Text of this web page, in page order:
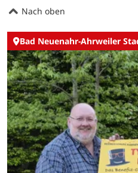
Nach oben
Bad Neuenahr-Ahrweiler